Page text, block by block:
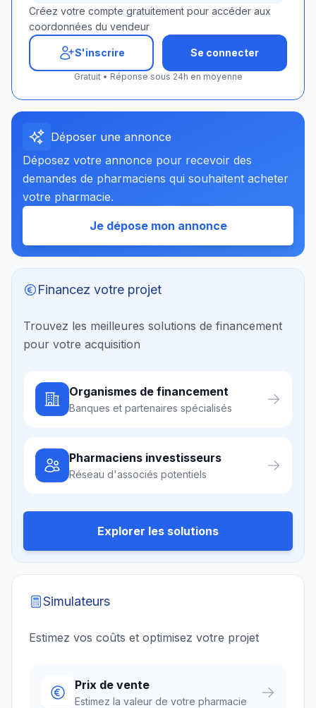
Créez votre compte gratuitement pour accéder aux
coordonnées du vendeur
S'inscrire Se connecter
Gratuit • Réponse sous 24h en moyenne
Déposer une annonce
Déposez votre annonce pour recevoir des
demandes de pharmaciens qui souhaitent acheter
votre pharmacie.
Je dépose mon annonce
Financez votre projet
Trouvez les meilleures solutions de financement
pour votre acquisition
Organismes de financement
Banques et partenaires spécialisés
Pharmaciens investisseurs
Réseau d'associés potentiels
Explorer les solutions
Simulateurs
Estimez vos coûts et optimisez votre projet
Prix de vente
Estimez la valeur de votre pharmacie